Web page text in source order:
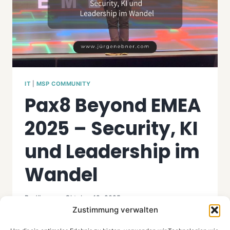
Zustimmung verwalten
IT MSP COMMUNITY
Pax8 Beyond EMEA
2025 – Security, KI
und Leadership im
Wandel
By Jürgen Oktober 12, 2025
Manchmal spürt man, dass man Zeuge eines